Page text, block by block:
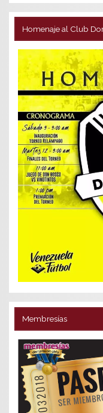
Homenaje al Club
Membresías